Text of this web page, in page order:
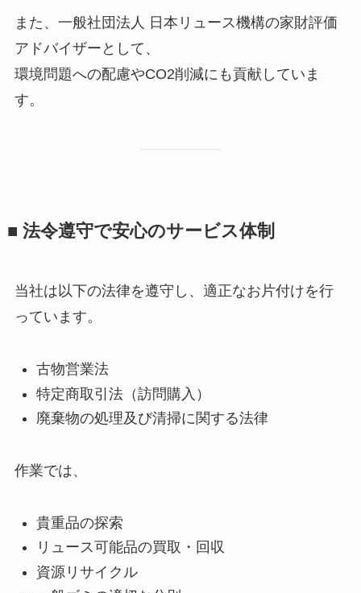
また、一般社団法人 日本リュース機構の家財評価
アドバイザーとして、
環境問題への配慮やCO2削減にも貢献していま
す。
■ 法令遵守で安心のサービス体制
当社は以下の法律を遵守し、適正なお片付けを行
っています。
古物営業法
特定商取引法（訪問購入）
廃棄物の処理及び清掃に関する法律
作業では、
貴重品の探索
リュース可能品の買取・回収
資源リサイクル